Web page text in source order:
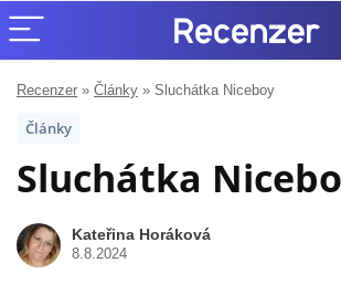
Recenzer » Články » Sluchátka Niceboy
Články
Sluchátka
Kateřina Horáková
8.8.2024